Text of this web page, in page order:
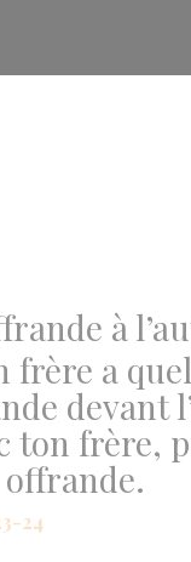
à
a
devant
ton frère,
24